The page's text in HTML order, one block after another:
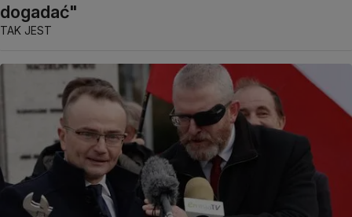
dogadać"
TAK JEST